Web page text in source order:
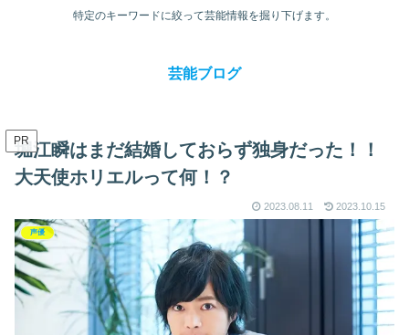
特定のキーワードに絞って芸能情報を掘り下げます。
芸能ブログ
PR
堀江瞬はまだ結婚しておらず独身だった！！
大天使ホリエルって何！？
2023.08.11 2023.10.15
声優